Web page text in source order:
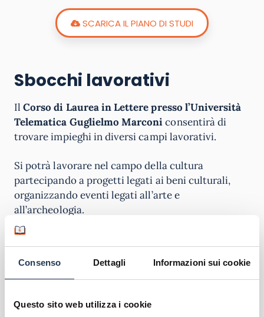
Consenso Dettagli Informazioni sui cookie
Questo sito web utilizza i cookie
SCARICA IL PIANO DI STUDI
Sbocchi lavorativi
IlCorso di Laurea in Lettere presso l’Università
Telematica Guglielmo Marconiconsentirà di
trovare impieghi in diversi campi lavorativi.
Si potrà lavorare nel campo della cultura
partecipando a progetti legati ai beni culturali,
organizzando eventi legati all’arte e
all’archeologia.
Oppure si potrà lavorare in Enti pubblici e privati
patrimonio storico, culturale e artistico italiano
ma anche estero, oppure si potrà trovare impiego